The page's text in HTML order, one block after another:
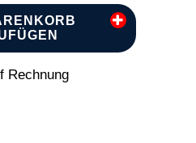
Rechnung